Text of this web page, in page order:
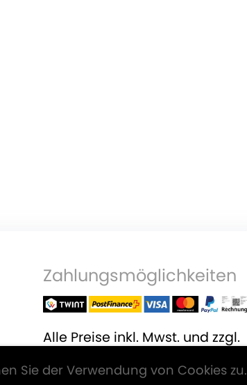
Zahlungsmöglichkeiten
Alle Preise inkl. Mwst. und zzgl.
Sie der Verwendung von Cookies zu.